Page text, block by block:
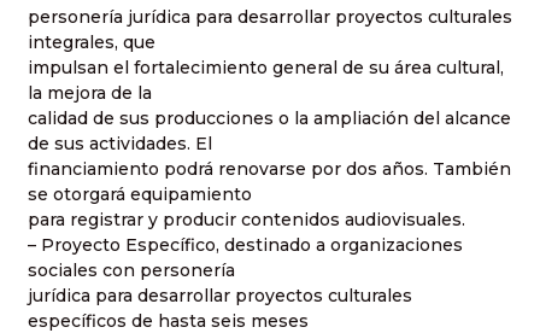
personería jurídica para desarrollar proyectos culturales
integrales, que
impulsan el fortalecimiento general de su área cultural,
la mejora de la
calidad de sus producciones o la ampliación del alcance
de sus actividades. El
financiamiento podrá renovarse por dos años. También
se otorgará equipamiento
para registrar y producir contenidos audiovisuales.
– Proyecto Específico, destinado a organizaciones
sociales con personería
jurídica para desarrollar proyectos culturales
específicos de hasta seis meses